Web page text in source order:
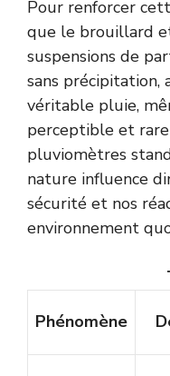
Pour renforcer
que le brouillard
suspensions de
sans précipitation,
véritable pluie,
perceptible et
pluviomètres
nature influence
sécurité et nos
environnement
Phénomène